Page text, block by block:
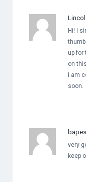
Hi! I
up for
on
I am
soon.
very
keep